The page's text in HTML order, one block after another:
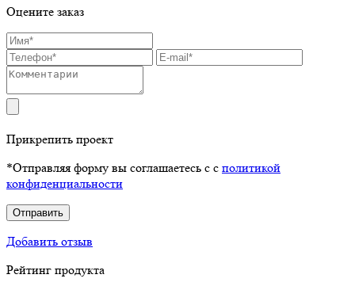
Оцените заказ
Прикрепить проект
*Отправляя форму вы соглашаетесь с с политикой
конфиденциальности
Отправить
Добавить отзыв
Рейтинг продукта